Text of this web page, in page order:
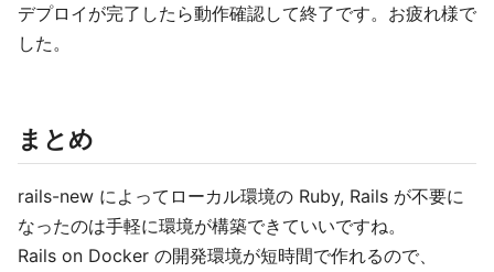
デプロイが完了したら動作確認して終了です。お疲れ様で
した。
まとめ
rails-new によってローカル環境の Ruby, Rails が不要に
なったのは手軽に環境が構築できていいですね。
Rails on Docker の開発環境が短時間で作れるので、